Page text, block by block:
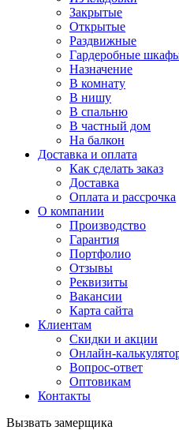
Закрытые
Открытые
Раздвижные
Гардеробные
Назначение
В комнату
В нишу
В спальню
В частный дом
На балкон
Доставка и оплата
Как сделать заказ
Доставка
Оплата и рассрочка
О компании
Производство
Гарантия
Портфолио
Отзывы
Реквизиты
Вакансии
Карта сайта
Клиентам
Скидки и акции
Онлайн-
Вопрос-ответ
Оптовикам
Контакты
Вызвать замерщика